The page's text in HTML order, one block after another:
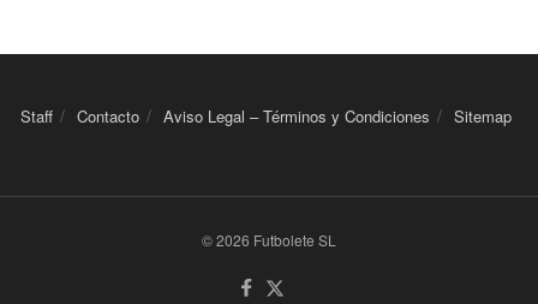
Staff Contacto Aviso Legal – Términos y Condiciones Sitemap
© 2026 Futbolete SL